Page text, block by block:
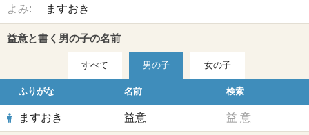
よみ: ますおき
益意と書く男の子の名前
すべて 男の子 女の子
ふりがな 名前 検索
ますおき 益意 益 意